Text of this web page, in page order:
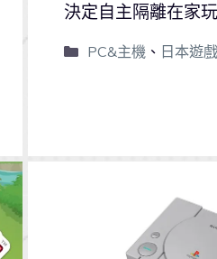
決定自主隔離在家
PC&主機、 日本遊戲